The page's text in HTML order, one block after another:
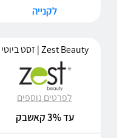
לקנייה
Zest Beauty | זסט ביוטי
לפרטים נוספים
עד 3% קאשבק